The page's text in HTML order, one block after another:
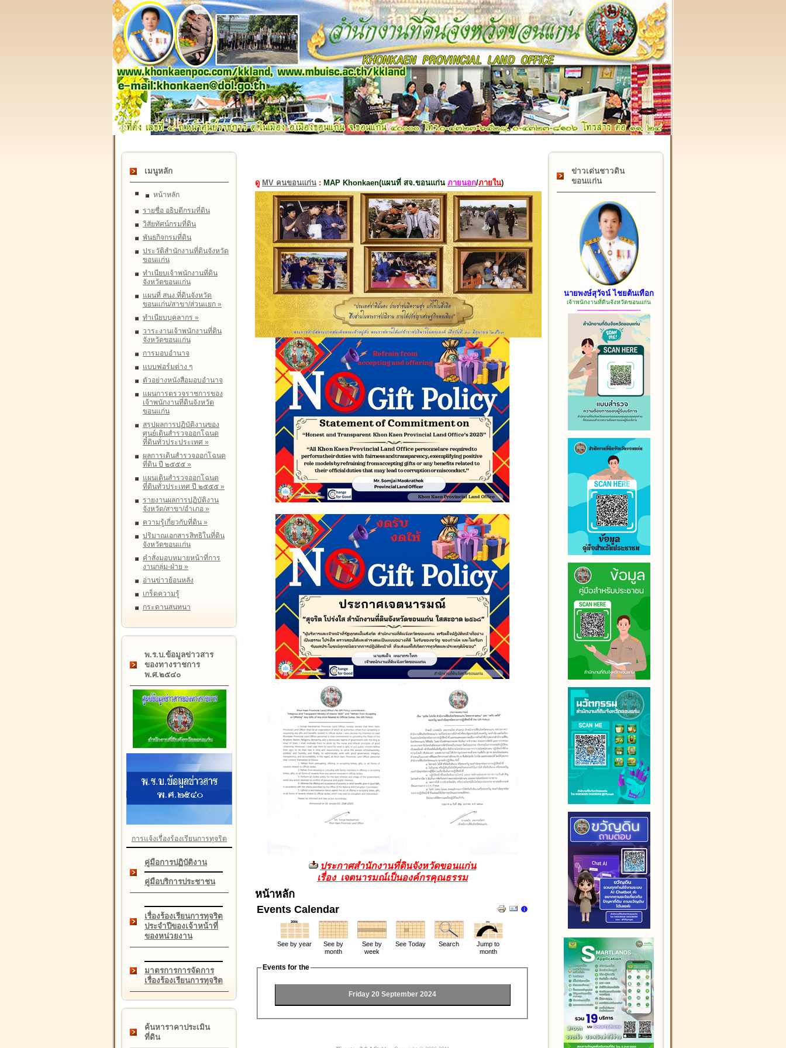
เมนูหลัก
หน้าหลัก
รายชื่อ อธิบดีกรมที่ดิน
วิสัยทัศน์กรมที่ดิน
พันธกิจกรมที่ดิน
ประวัติสำนักงานที่ดินจังหวัด
ขอนแก่น
ทำเนียบเจ้าพนักงานที่ดิน
จังหวัดขอนแก่น
แผนที่ สนง.ที่ดินจังหวัด
ขอนแก่น/สาขา/ส่วนแยก »
ทำเนียบบุคลากร »
วาระงานเจ้าพนักงานที่ดิน
จังหวัดขอนแก่น
การมอบอำนาจ
แบบฟอร์มต่าง ๆ
ตัวอย่างหนังสือมอบอำนาจ
แผนการตรวจราชการของ
เจ้าพนักงานที่ดินจังหวัด
ขอนแก่น
สรุปผลการปฏิบัติงานของ
ศูนย์เดินสำรวจออกโฉนด
ที่ดินทั่วประประเทศ »
ผลการเดินสำรวจออกโฉนด
ที่ดิน ปี ๒๕๕๕ »
แผนเดินสำรวจออกโฉนด
ที่ดินทั่วประเทศ ปี ๒๕๕๕ »
รายงานผลการปฏิบัติงาน
จังหวัด/สาขา/อำเภอ »
ความรู้เกี่ยวกับที่ดิน »
ปริมาณเอกสารสิทธิในที่ดิน
จังหวัดขอนแก่น
คำสั่งมอบหมายหน้าที่การ
งานกลุ่ม-ฝ่าย »
อ่านข่าวย้อนหลัง
เกร็ดความรู้
กระดานสนทนา
พ.ร.บ.ข้อมูลข่าวสาร
ของทางราชการ
พ.ศ.๒๕๔๐
การแจ้งเรื่องร้องเรียนการทุจริต
คู่มือการปฏิบัติงาน
คู่มือบริการประชาชน
เรื่องร้องเรียนการทุจริต
ประจำปีของเจ้าหน้าที่
ของหน่วยงาน
มาตรการการจัดการ
เรื่องร้องเรียนการทุจริต
ค้นหาราคาประเมิน
ที่ดิน
๑๗ กุมภาพันธ์ "วันคล้ายวันสถาปนากรมที่ดิน" ครบรอบ ๑๒
ดู MV คนขอนแก่น : MAP Khonkaen(แผนที่ สจ.ขอนแก่น ภายนอก/ภายใน)
ประกาศสำนักงานที่ดินจังหวัดขอนแก่น
เรื่อง เจตนารมณ์เป็นองค์กรคุณธรรม
หน้าหลัก
Events Calendar
See by year
See by
month
See by
week
See Today Search
Jump to
month
Events for the
Friday 20 September 2024
ข่าวเด่นชาวดิน
ขอนแก่น
นายพงษ์สุวัจน์ ไชยต้นเทือก
เจ้าพนักงานที่ดินจังหวัดขอนแก่น
------------------------------------